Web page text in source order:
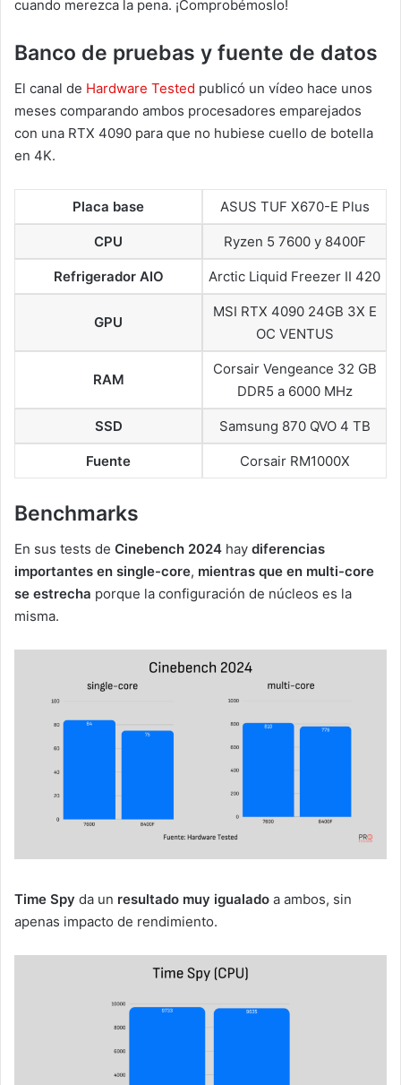
cuando merezca la pena. ¡Comprobémoslo!
Banco de pruebas y fuente de datos
El canal de Hardware Tested publicó un vídeo hace unos
meses comparando ambos procesadores emparejados
con una RTX 4090 para que no hubiese cuello de botella
en 4K.
Placa base ASUS TUF X670-E Plus
CPU Ryzen 5 7600 y 8400F
Refrigerador AIO Arctic Liquid Freezer II 420
GPU
MSI RTX 4090 24GB 3X E
OC VENTUS
RAM
Corsair Vengeance 32 GB
DDR5 a 6000 MHz
SSD Samsung 870 QVO 4 TB
Fuente Corsair RM1000X
Benchmarks
En sus tests de Cinebench 2024 hay diferencias
importantes en single-core, mientras que en multi-core
se estrecha porque la configuración de núcleos es la
misma.
Time Spy da un resultado muy igualado a ambos, sin
apenas impacto de rendimiento.